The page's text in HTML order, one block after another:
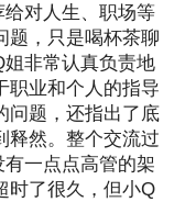
对人生、职场等
题，只是喝杯茶聊
非常认真负责地
职业和个人的指导
问题，还指出了底
释然。整个交流过
一点点高管的架
时了很久，但小Q